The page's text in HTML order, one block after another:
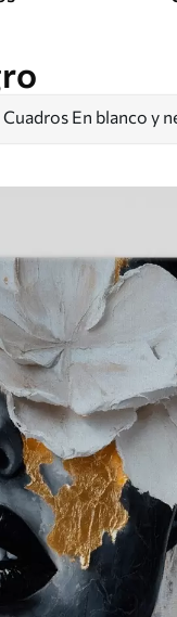
Cuadros En blanco y